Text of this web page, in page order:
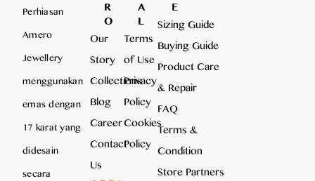
Perhiasan
Amero
Jewellery
menggunakan
emas dengan
17 karat yang
didesain
secara
R
O
Our
Story
Collections
Blog
Career
Contact
Us
A
L
Terms
of Use
Privacy
Policy
Cookies
Policy
E
Sizing Guide
Buying Guide
Product Care
& Repair
FAQ
Terms &
Condition
Store Partners